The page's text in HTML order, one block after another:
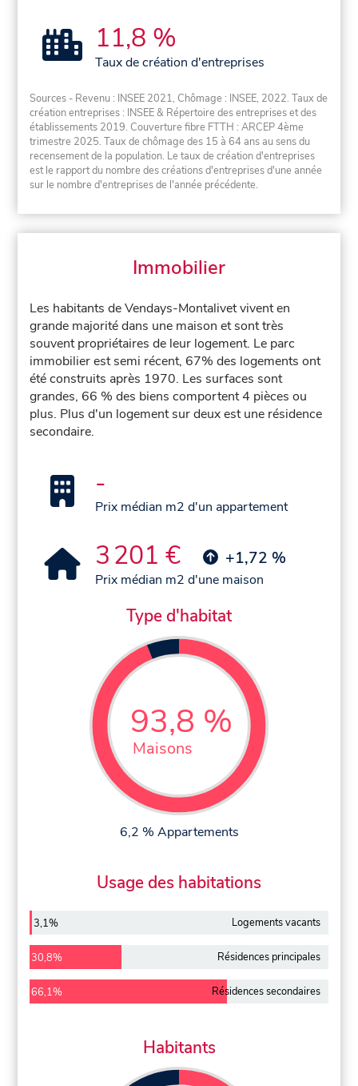
11,8 %
Taux de création d'entreprises
Sources - Revenu : INSEE 2021, Chômage : INSEE, 2022. Taux de
création entreprises : INSEE & Répertoire des entreprises et des
établissements 2019. Couverture fibre FTTH : ARCEP 4ème
trimestre 2025. Taux de chômage des 15 à 64 ans au sens du
recensement de la population. Le taux de création d'entreprises
est le rapport du nombre des créations d'entreprises d'une année
sur le nombre d'entreprises de l'année précédente.
Immobilier
Les habitants de Vendays-Montalivet vivent en
grande majorité dans une maison et sont très
souvent propriétaires de leur logement. Le parc
immobilier est semi récent, 67% des logements ont
été construits après 1970. Les surfaces sont
grandes, 66 % des biens comportent 4 pièces ou
plus. Plus d'un logement sur deux est une résidence
secondaire.
-
Prix médian m2 d'un appartement
3 201 € +1,72 %
Prix médian m2 d'une maison
Type d'habitat
93,8 %
Maisons
6,2 % Appartements
Usage des habitations
3,1% Logements vacants
30,8% Résidences principales
66,1% Résidences secondaires
Habitants